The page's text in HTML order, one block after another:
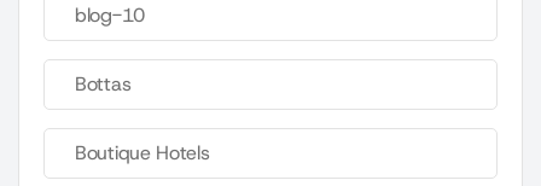
blog-10
Bottas
Boutique Hotels